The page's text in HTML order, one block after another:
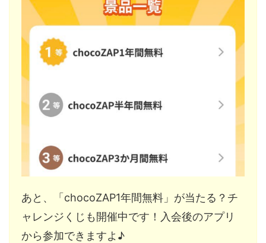
あと、「chocoZAP1年間無料」が当たる？チ
ャレンジくじも開催中です！入会後のアプリ
から参加できますよ♪